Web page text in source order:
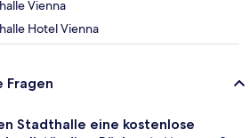
Vienna
Hotel Vienna
Fragen
Stadthalle eine kostenlose